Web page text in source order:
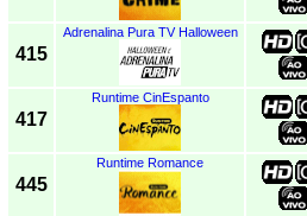
415
Adrenalina Pura TV Halloween
417
Runtime CinEspanto
445
Runtime Romance